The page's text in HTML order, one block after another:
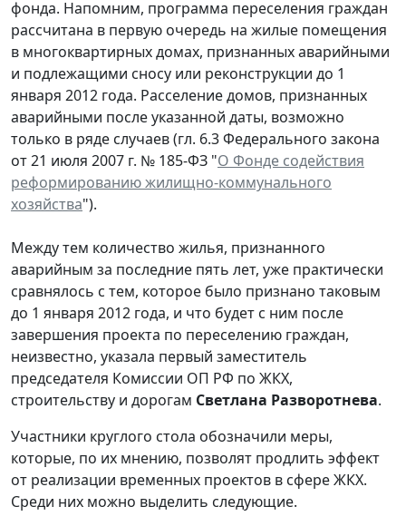
фонда. Напомним, программа переселения граждан
рассчитана в первую очередь на жилые помещения
в многоквартирных домах, признанных аварийными
и подлежащими сносу или реконструкции до 1
января 2012 года. Расселение домов, признанных
аварийными после указанной даты, возможно
только в ряде случаев (гл. 6.3 Федерального закона
от 21 июля 2007 г. № 185-ФЗ "О Фонде содействия
реформированию жилищно-коммунального
хозяйства").
Между тем количество жилья, признанного
аварийным за последние пять лет, уже практически
сравнялось с тем, которое было признано таковым
до 1 января 2012 года, и что будет с ним после
завершения проекта по переселению граждан,
неизвестно, указала первый заместитель
председателя Комиссии ОП РФ по ЖКХ,
строительству и дорогам Светлана Разворотнева.
Участники круглого стола обозначили меры,
которые, по их мнению, позволят продлить эффект
от реализации временных проектов в сфере ЖКХ.
Среди них можно выделить следующие.